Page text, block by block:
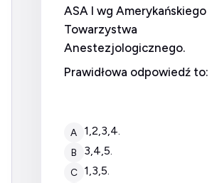
ASA I wg Amerykańskiego
Towarzystwa
Anestezjologicznego.
Prawidłowa odpowiedź to:
A 1,2,3,4.
B 3,4,5.
C 1,3,5.